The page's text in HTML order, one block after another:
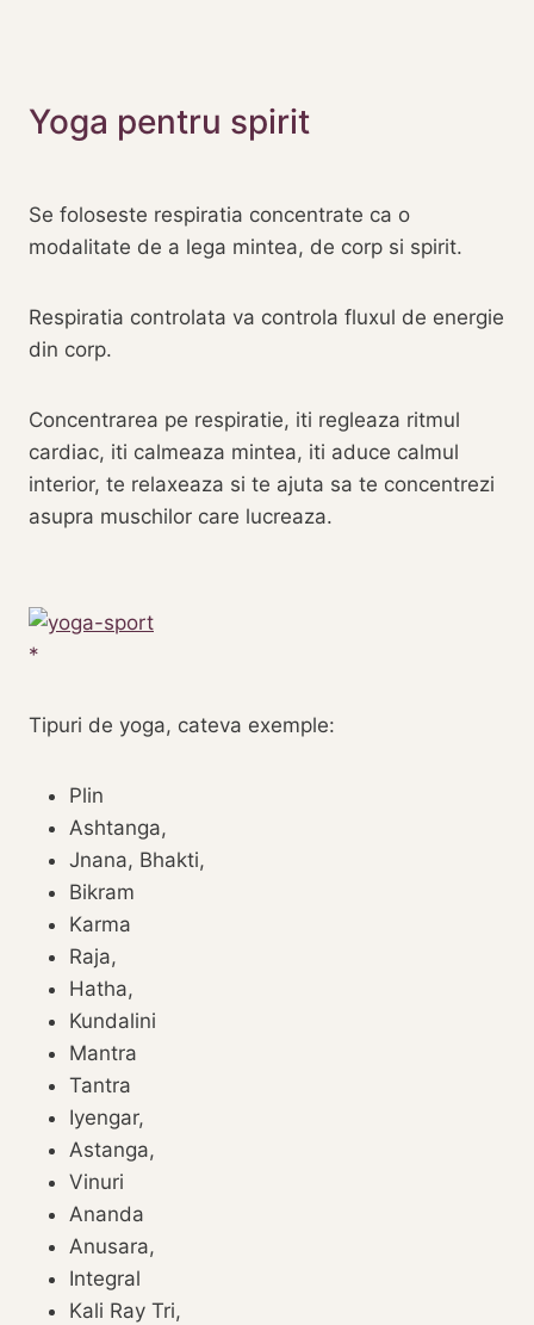
Yoga pentru spirit
Se foloseste respiratia concentrate ca o
modalitate de a lega mintea, de corp si spirit.
Respiratia controlata va controla fluxul de energie
din corp.
Concentrarea pe respiratie, iti regleaza ritmul
cardiac, iti calmeaza mintea, iti aduce calmul
interior, te relaxeaza si te ajuta sa te concentrezi
asupra muschilor care lucreaza.
Tipuri de yoga, cateva exemple:
Plin‎
Ashtanga,
Jnana, Bhakti,
‎Bikram‎
‎Karma‎
Raja,
Hatha,
‎Kundalini‎
‎Mantra‎
‎Tantra‎
Iyengar,
Astanga,
‎Vinuri‎
‎Ananda‎
Anusara,
‎Integral‎
Kali Ray Tri,